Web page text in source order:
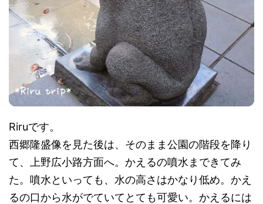
Riruです。
西郷隆盛像を見た後は、そのまま公園の階段を降り
て、上野広小路方面へ。かえるの噴水まできてみ
た。噴水といっても、水の高さはかなり低め。かえ
るの口から水がでていてとても可愛い。かえるには